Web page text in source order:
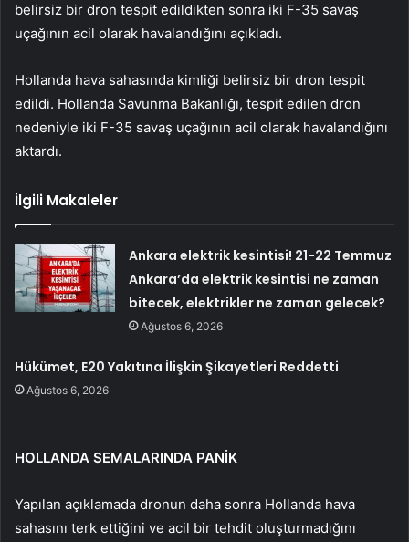
belirsiz bir dron tespit edildikten sonra iki F-35 savaş
uçağının acil olarak havalandığını açıkladı.
Hollanda hava sahasında kimliği belirsiz bir dron tespit
edildi. Hollanda Savunma Bakanlığı, tespit edilen dron
nedeniyle iki F-35 savaş uçağının acil olarak havalandığını
aktardı.
İlgili Makaleler
Ankara elektrik kesintisi! 21-22 Temmuz
Ankara’da elektrik kesintisi ne zaman
bitecek, elektrikler ne zaman gelecek?
Ağustos 6, 2026
Hükümet, E20 Yakıtına İlişkin Şikayetleri Reddetti
Ağustos 6, 2026
HOLLANDA SEMALARINDA PANİK
Yapılan açıklamada dronun daha sonra Hollanda hava
sahasını terk ettiğini ve acil bir tehdit oluşturmadığını